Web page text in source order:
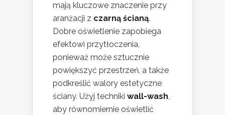
mają kluczowe znaczenie przy
aranżacji z czarną ścianą.
Dobre oświetlenie zapobiega
efektowi przytłoczenia,
ponieważ może sztucznie
powiększyć przestrzeń, a także
podkreślić walory estetyczne
ściany. Użyj techniki wall-wash,
aby równomiernie oświetlić